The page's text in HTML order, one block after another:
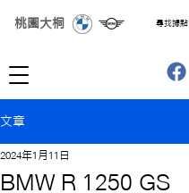
桃園大桐 ​尋找據點
文章
BMW R 1250 GS
2024年1月11日